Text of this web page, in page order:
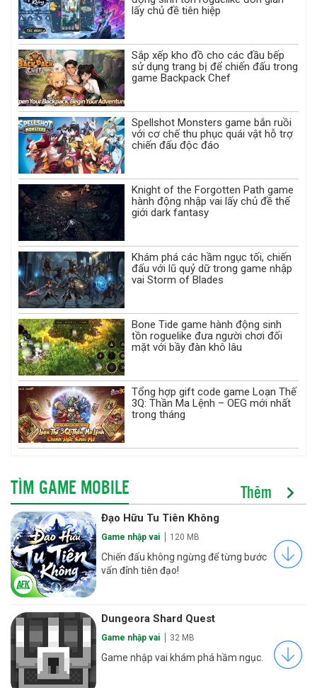
lấy chủ đề tiên hiệp
Sắp xếp kho đồ cho các đầu bếp
sử dụng trang bị để chiến đấu trong
game Backpack Chef
Spellshot Monsters game bắn ruồi
với cơ chế thu phục quái vật hỗ trợ
chiến đấu độc đáo
Knight of the Forgotten Path game
hành động nhập vai lấy chủ đề thế
giới dark fantasy
Khám phá các hầm ngục tối, chiến
đấu với lũ quỷ dữ trong game nhập
vai Storm of Blades
Bone Tide game hành động sinh
tồn roguelike đưa người chơi đối
mặt với bầy đàn khô lâu
Tổng hợp gift code game Loạn Thế
3Q: Thần Ma Lệnh – OEG mới nhất
trong tháng
TÌM GAME MOBILE Thêm
Đạo Hữu Tu Tiên Không
Game nhập vai 120 MB
Chiến đấu không ngừng để từng bước
vấn đỉnh tiên đạo!
Dungeora Shard Quest
Game nhập vai 32 MB
Game nhập vai khám phá hầm ngục.